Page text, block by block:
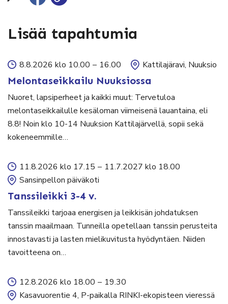
Lisää tapahtumia
8.8.2026 klo 10.00 – 16.00 Kattilajäravi, Nuuksio
Melontaseikkailu Nuuksiossa
Nuoret, lapsiperheet ja kaikki muut: Tervetuloa
melontaseikkailulle kesäloman viimeisenä lauantaina, eli
8.8! Noin klo 10-14 Nuuksion Kattilajärvellä, sopii sekä
kokeneemmille…
11.8.2026 klo 17.15 – 11.7.2027 klo 18.00
Sansinpellon päiväkoti
Tanssileikki 3-4 v.
Tanssileikki tarjoaa energisen ja leikkisän johdatuksen
tanssin maailmaan. Tunneilla opetellaan tanssin perusteita
innostavasti ja lasten mielikuvitusta hyödyntäen. Niiden
tavoitteena on…
12.8.2026 klo 18.00 – 19.30
Kasavuorentie 4, P-paikalla RINKI-ekopisteen vieressä